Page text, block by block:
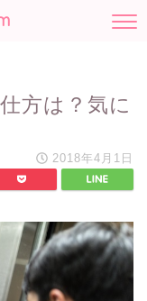
方は？気に
2018年4月1日